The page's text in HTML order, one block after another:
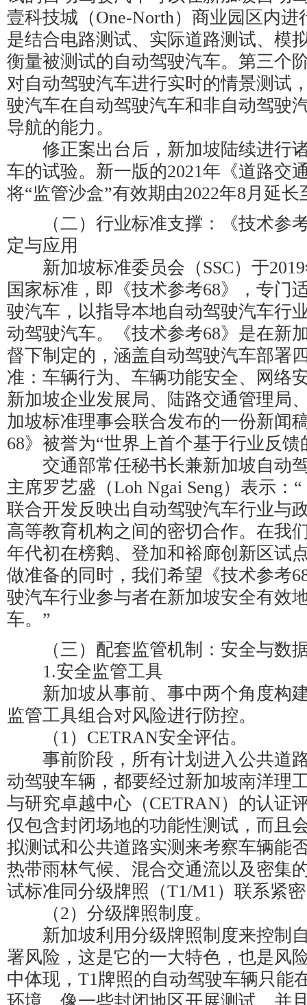
壹科技城（One-North）商业园区内
是结合电路测试、实际道路测试、模
衡量被测试的自动驾驶汽车。第三个
对自动驾驶汽车进行实时的情景测试
驶汽车在自动驾驶汽车和非自动驾驶
导航的能力。
修正案出台后，新加坡陆续进行
车的试验。新一版的2021年《道路交
将“监管沙盒”有效期由2022年8月延长
（二）行业标准支撑：《技术参考
定与应用
新加坡标准委员会（SSC）于2019
国家标准，即《技术参考68》，专门
驶汽车，以指导本地自动驾驶汽车行
动驾驶汽车。《技术参考68》是在新
督下制定的，涵盖自动驾驶汽车部署
准：车辆行为、车辆功能安全、网络
新加坡企业发展局、陆路交通管理局
加坡标准理事会联合发布的一份新闻
68》被誉为“世界上首个基于行业反馈
交通部常任秘书长兼新加坡自动
主席罗艺盛（Loh Ngai Seng）表示：
联合开发反映出自动驾驶汽车行业与
高等教育机构之间的密切合作。在我
年代初在榜鹅、登加和裕廊创新区试
做准备的同时，我们希望《技术参考
驶汽车行业参与者在新加坡安全有效
车。”
（三）配套监管机制：安全与数
1.安全监管工具
新加坡从事前、事中两个角度构
监管工具组合对风险进行防控。
（1）CETRAN安全评估。
事前阶段，所有计划进入公共道
动驾驶车辆，都要经过新加坡南洋理
与研究卓越中心（CETRAN）的认证
仅包含封闭场地的功能性测试，而且
拟测试和公共道路实测来考察车辆能
热带雨林气候、混合交通流以及密集
试标准同分级牌照（T1/M1）联系紧
（2）分级牌照制度。
新加坡利用分级牌照制度来控制
署风险，这是它的一大特色，也是风
中体现，T1牌照的自动驾驶车辆只能